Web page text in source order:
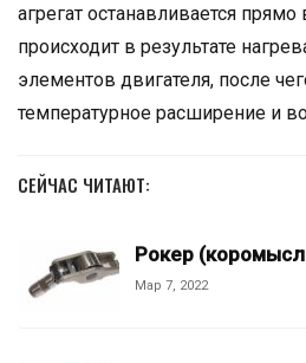
агрегат останавливается
происходит в результате
элементов двигателя, после
температурное расширение и
СЕЙЧАС ЧИТАЮТ:
Рокер
Мар 7, 2022